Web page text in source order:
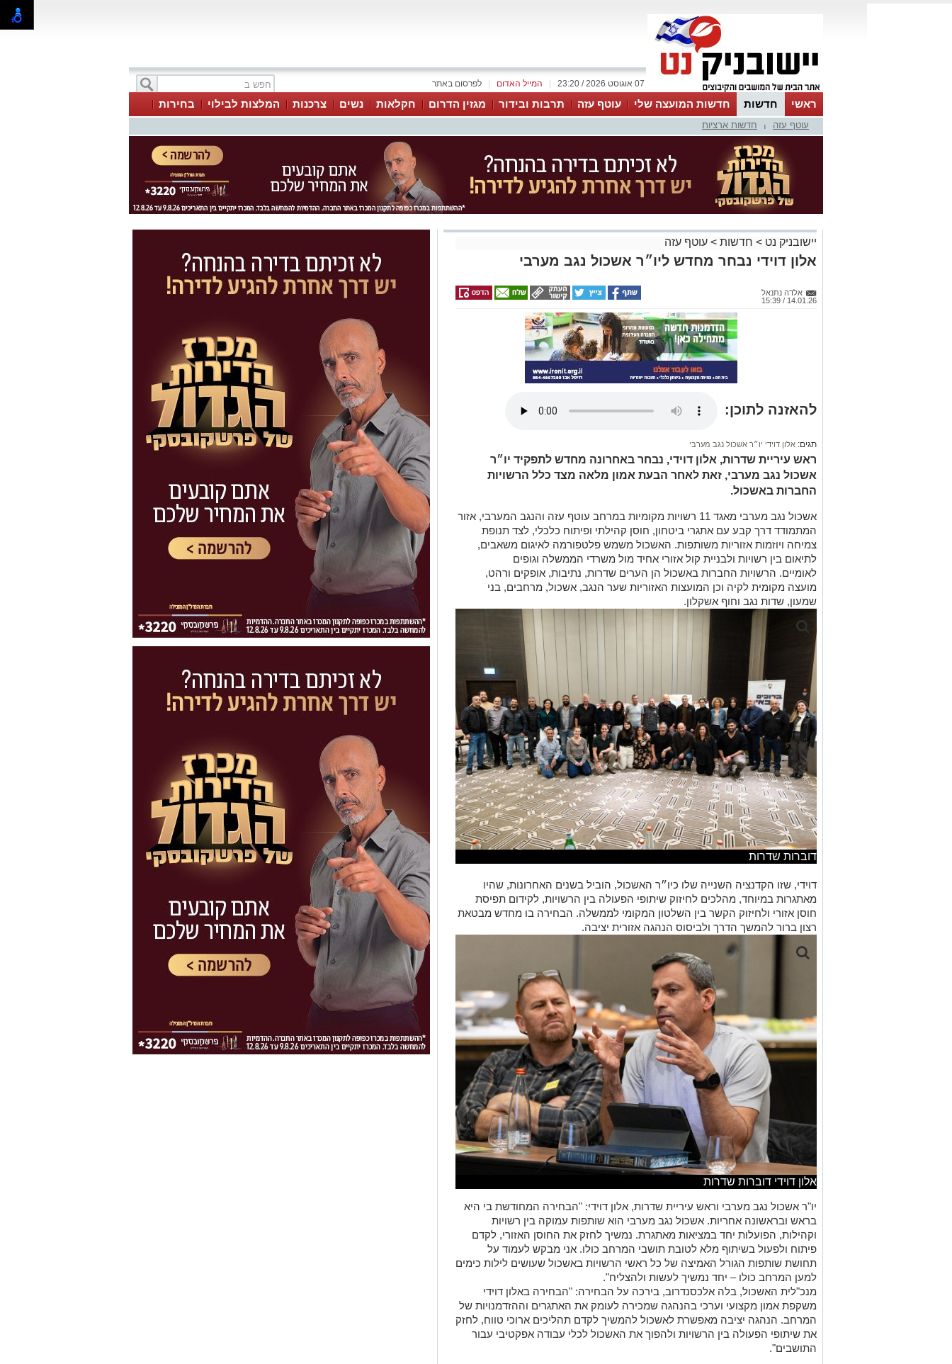
לפרסום באתר המייל האדום 07 אוגוסט 2026 / 23:20
ראשי חדשות חדשות המועצה שלי עוטף עזה תרבות ובידור מגזין הדרום חקלאות נשים צרכנות המלצות לבילוי
בחירות
אינדקס עסקים
לוח טיפים והמלצות עוטף עזה חדשות ארציות
יישובניק נט > חדשות > עוטף עזה
אלון דוידי נבחר מחדש ליו״ר אשכול נגב מערבי
אלדה נתנאל
14.01.26 / 15:39
להאזנה לתוכן:
תגים: אלון דוידי יו״ר אשכול נגב מערבי
ראש עיריית שדרות, אלון דוידי, נבחר באחרונה מחדש לתפקיד יו״ר
אשכול נגב מערבי, זאת לאחר הבעת אמון מלאה מצד כלל הרשויות
החברות באשכול.
אשכול נגב מערבי מאגד 11 רשויות מקומיות במרחב עוטף עזה והנגב המערבי, אזור
המתמודד דרך קבע עם אתגרי ביטחון, חוסן קהילתי ופיתוח כלכלי, לצד תנופת
צמיחה ויוזמות אזוריות משותפות. האשכול משמש פלטפורמה לאיגום משאבים,
לתיאום בין רשויות ולבניית קול אזורי אחיד מול משרדי הממשלה וגופים
לאומיים. הרשויות החברות באשכול הן הערים שדרות, נתיבות, אופקים ורהט,
מועצה מקומית לקיה וכן המועצות האזוריות שער הנגב, אשכול, מרחבים, בני
שמעון, שדות נגב וחוף אשקלון.
דוברות שדרות
דוידי, שזו הקדנציה השנייה שלו כיו״ר האשכול, הוביל בשנים האחרונות, שהיו
מאתגרות במיוחד, מהלכים לחיזוק שיתופי הפעולה בין הרשויות, לקידום תפיסת
חוסן אזורי ולחיזוק הקשר בין השלטון המקומי לממשלה. הבחירה בו מחדש מבטאת
רצון ברור להמשך הדרך ולביסוס הנהגה אזורית יציבה.
אלון דוידי דוברות שדרות
יו"ר אשכול נגב מערבי וראש עיריית שדרות, אלון דוידי: "הבחירה המחודשת בי היא
בראש ובראשונה אחריות. אשכול נגב מערבי הוא שותפות עמוקה בין רשויות
וקהילות, הפועלות יחד במציאות מאתגרת. נמשיך לחזק את החוסן האזורי, לקדם
פיתוח ולפעול בשיתוף מלא לטובת תושבי המרחב כולו. אני מבקש לעמוד על
תחושת שותפות הגורל האמיצה של כל ראשי הרשויות באשכול שעושים לילות כימים
למען המרחב כולו – יחד נמשיך לעשות ולהצליח".
מנכ"לית האשכול, בלה אלכסנדרוב, בירכה על הבחירה: "הבחירה באלון דוידי
משקפת אמון מקצועי וערכי בהנהגה שמכירה לעומק את האתגרים וההזדמנויות של
המרחב. הנהגה יציבה מאפשרת לאשכול להמשיך לקדם תהליכים ארוכי טווח, לחזק
את שיתופי הפעולה בין הרשויות ולהפוך את האשכול לכלי עבודה אפקטיבי עבור
התושבים".